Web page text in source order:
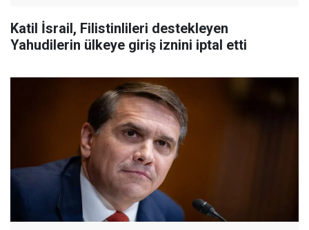
Katil İsrail, Filistinlileri destekleyen
Yahudilerin ülkeye giriş iznini iptal etti